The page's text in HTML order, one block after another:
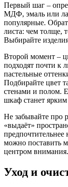
Первый шаг –
МДФ, эмаль или
популярные.
листа: чем толще,
Выбирайте
Второй момент –
подходят почти к
пастельные
Подбирайте цвет
стенами и полом.
шкаф станет
Не забывайте про
«выдаёт»
можно поставить
центром внимания.
Уход и